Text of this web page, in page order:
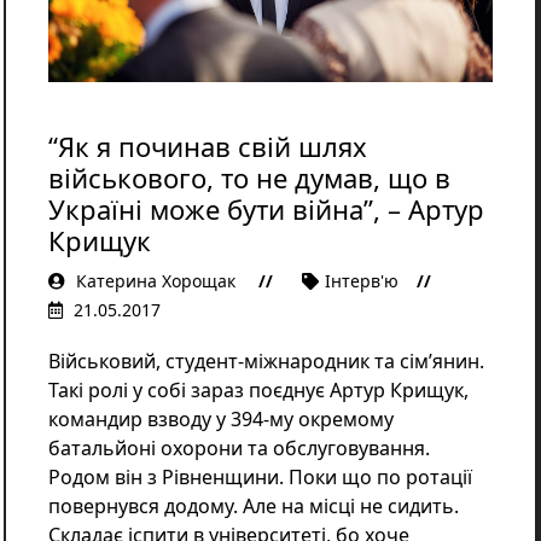
Освіта
Події
Спорт
Розслідування
Фото/Відеo
Репортажі
“Як я починав свій шлях
військового, то не думав, що в
Україні може бути війна”, – Артур
Крищук
Катерина Хорощак
Інтерв'ю
21.05.2017
Військовий, студент-міжнародник та сім’янин.
Такі ролі у собі зараз поєднує Артур Крищук,
командир взводу у 394-му окремому
батальйоні охорони та обслуговування.
Родом він з Рівненщини. Поки що по ротації
повернувся додому. Але на місці не сидить.
Складає іспити в університеті, бо хоче